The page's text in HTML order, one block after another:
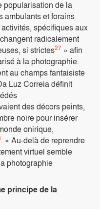
popularisation de la
ambulants et forains
spécifiques aux
radicalement
si strictes27 » afin
à la photographie.
au champs fantaisiste
Luz Correia définit
des décors peints,
noire pour insérer
onirique,
. » Au-delà de reprendre
virtuel semble
photographie
principe de la